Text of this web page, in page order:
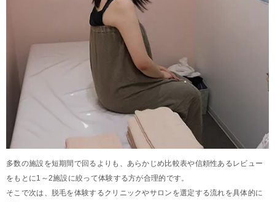
多数の施設を短期間で回るよりも、あらかじめ比較表や信頼性あるレビュー
をもとに1～2施設に絞って体験する方が合理的です。
そこで次は、脱毛を体験するクリニックやサロンを選定する流れを具体的に